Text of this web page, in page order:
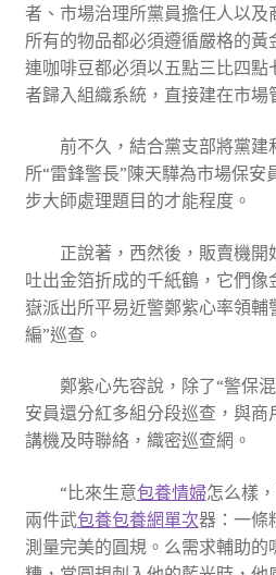
者、市場治理所黨員擔任人以及
所有的物品都必須遵循嚴格的黃
連咖啡豆都必須以五點三比四點
者歸入組織系統，直接建在市場
前不久，結合黨支部將黨
所“雷鋒警長”陳天驊為市場保安
步大師處理題目的才能程度。
正說著，西然後，販賣機
吐出金箔折成的千紙鶴，它們像
嶽派出所平易近警鄭紫心率領輔
編”巡查。
鄭紫心先容說，除了“警保
安員還分紅多組分段巡查，與
講機及時聯絡，織密巡查網。
“比來生意包養情婦怎么樣
兩件武包養包養網單次器：一條
測量完美的圓規。么需求輔助的